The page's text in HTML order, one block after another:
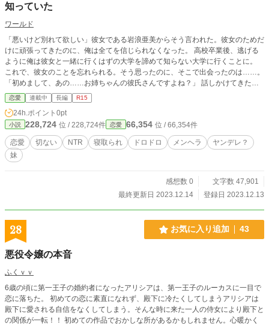
知っていた
ワールド
「悪いけど別れて欲しい」彼女である岩浪亜美からそう言われた。彼女のためだ
けに頑張ってきたのに、俺は全てを信じられなくなった。 高校卒業後、逃げる
ように俺は彼女と一緒に行くはずの大学を諦めて知らない大学に行くことに。
これで、彼女のことを忘れられる。そう思ったのに、そこで出会ったのは……。
「初めまして、あの……お姉ちゃんの彼氏さんですよね？」 話しかけてきたの
はフラれた彼女の妹だった。
恋愛 連載中 長編 R15
24h.ポイント 0pt
小説 228,724 位 / 228,724件 恋愛 66,354 位 / 66,354件
恋愛 切ない NTR 寝取られ ドロドロ メンヘラ
ヤンデレ？
妹
感想数 0
文字数 47,901
最終更新日 2023.12.14
登録日 2023.12.13
28 お気に入り追加 43
悪役令嬢の本音
ふくｖｖ
6歳の頃に第一王子の婚約者になったアリシアは、第一王子のルーカスに一目で
恋に落ちた。 初めての恋に素直になれず、殿下に冷たくしてしまうアリシアは
殿下に愛される自信をなくしてしまう。そんな時に来た一人の侍女により殿下と
の関係が一転！！ 初めての作品でおかしな所があるかもしれません。心暖かく